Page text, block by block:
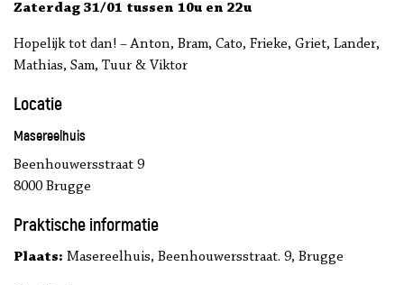
Zaterdag 31/01 tussen 10u en 22u
Hopelijk tot dan! – Anton, Bram, Cato, Frieke, Griet, Lander,
Mathias, Sam, Tuur & Viktor
Locatie
Masereelhuis
Beenhouwersstraat 9
8000 Brugge
Praktische informatie
Plaats: Masereelhuis, Beenhouwersstraat. 9, Brugge